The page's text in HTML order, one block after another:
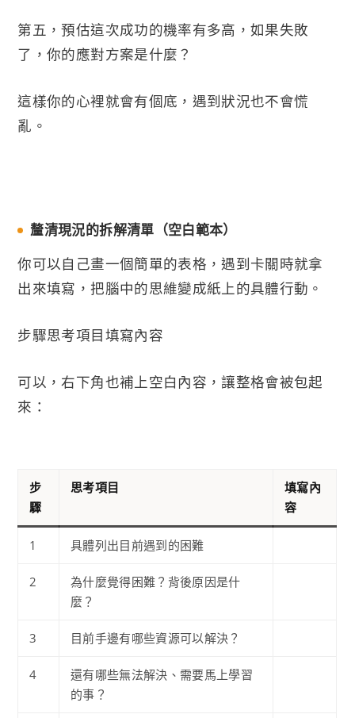
第五，預估這次成功的機率有多高，如果失敗
了，你的應對方案是什麼？
這樣你的心裡就會有個底，遇到狀況也不會慌
亂。
釐清現況的拆解清單（空白範本）
你可以自己畫一個簡單的表格，遇到卡關時就拿
出來填寫，把腦中的思維變成紙上的具體行動。
步驟思考項目填寫內容
可以，右下角也補上空白內容，讓整格會被包起
來：
步
驟
思考項目
填寫內
容
1 具體列出目前遇到的困難
2
為什麼覺得困難？背後原因是什
麼？
3 目前手邊有哪些資源可以解決？
4
還有哪些無法解決、需要馬上學習
的事？